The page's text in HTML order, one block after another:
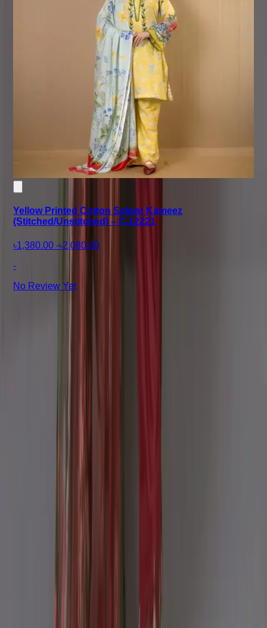
Yellow Printed Cotton Salwar Kameez
(Stitched/Unstitched) – C-12221
৳1,380.00 -৳2,080.00
-
No Review Yet
Help Center